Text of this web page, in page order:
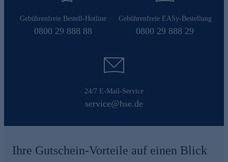
Gebührenfreie Bestell-Hotline
0800 29 888 88
Gebührenfreie EASy-Bestellung
0800 29 888 29
24/7 E-Mail-Service
service@hse.de
Ihre Gutschein-Vorteile auf einen Blick